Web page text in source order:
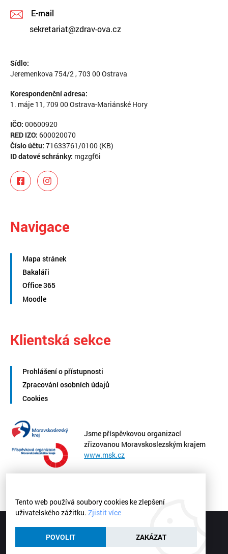
E-mail
sekretariat@zdrav-ova.cz
Sídlo:
Jeremenkova 754/2 , 703 00 Ostrava
Korespondenční adresa:
1. máje 11, 709 00 Ostrava-Mariánské Hory
IČO: 00600920
RED IZO: 600020070
Číslo účtu: 71633761/0100 (KB)
ID datové schránky: mgzgf6i
Navigace
Mapa stránek
Bakaláři
Office 365
Moodle
Klientská sekce
Prohlášení o přístupnosti
Zpracování osobních údajů
Cookies
Jsme příspěvkovou organizací
zřizovanou Moravskoslezským krajem
www.msk.cz
Ostrava | © 2026
Webové stránkyvytvořiloPoski.com.Tvorba webových stránekna
Tento web používá soubory cookies ke zlepšení
uživatelského zážitku. Zjistit více
ZAKÁZAT
POVOLIT